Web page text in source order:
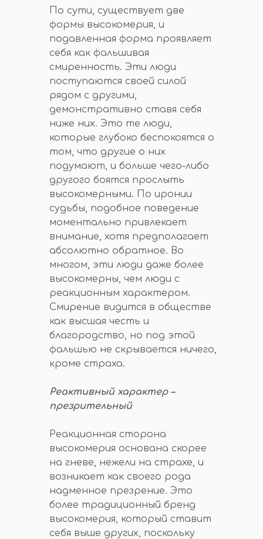
По сути, существует две
формы высокомерия, и
подавленная форма проявляет
себя как фальшивая
смиренность. Эти люди
поступаются своей силой
рядом с другими,
демонстративно ставя себя
ниже них. Это те люди,
которые глубоко беспокоятся о
том, что другие о них
подумают, и больше чего-либо
другого боятся прослыть
высокомерными. По иронии
судьбы, подобное поведение
моментально привлекает
внимание, хотя предполагает
абсолютно обратное. Во
многом, эти люди даже более
высокомерны, чем люди с
реакционным характером.
Смирение видится в обществе
как высшая честь и
благородство, но под этой
фальшью не скрывается ничего,
кроме страха.
Реактивный характер –
презрительный
Реакционная сторона
высокомерия основана скорее
на гневе, нежели на страхе, и
возникает как своего рода
надменное презрение. Это
более традиционный бренд
высокомерия, который ставит
себя выше других, поскольку